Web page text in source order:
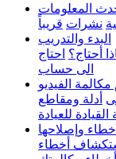
المعلومات
نشرات قريباً
البدء والتدريب
أحتاج؟ احتاج
الى حساب
مكالمة الفيديو
أدلة ومقاطع
القيادة للعيادة
وإصلاحها
أخطاء